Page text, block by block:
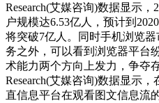
Research(艾媒咨询)数据显示
户规模达6.53亿人，预计到
将突破7亿人。同时手机浏览
务之外，可以看到浏览器平台
术能力两个方向上发力，争夺
Research(艾媒咨询)数据显示
直信息平台在观看图文信息流